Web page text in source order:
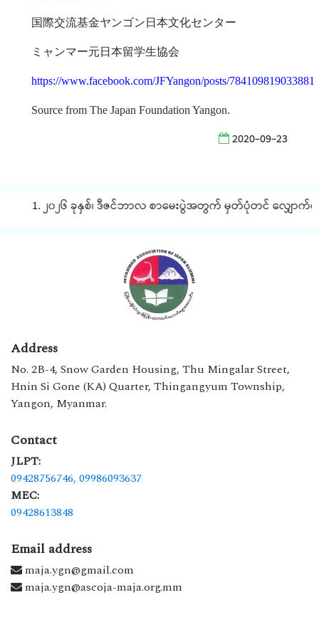
国際交流基金ヤンゴン日本文化センター
ミャンマー元日本留学生協会
https://www.facebook.com/JFYangon/posts/784109819033881
Source from The Japan Foundation Yangon.
2020-09-23
1. ၂၀၂၆ ခုနှစ်၊ ဒီဇင်ဘာလ စာမေးပွဲအတွက် မှတ်ပုံတင် လျှောက်ထား
Address
No. 2B-4, Snow Garden Housing, Thu Mingalar Street,
Hnin Si Gone (KA) Quarter, Thingangyum Township,
Yangon, Myanmar.
Contact
JLPT:
09428756746, 09986093637
MEC:
09428613848
Email address
maja.ygn@gmail.com
maja.ygn@ascoja-maja.org.mm